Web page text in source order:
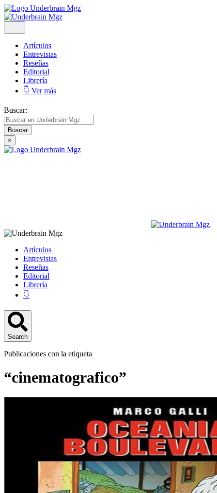
Artículos
Entrevistas
Reseñas
Editorial
Librería
👇 Ver más
Buscar:
×
Artículos
Entrevistas
Reseñas
Editorial
Librería
👇
Search
Publicaciones con la etiqueta
“cinematografico”